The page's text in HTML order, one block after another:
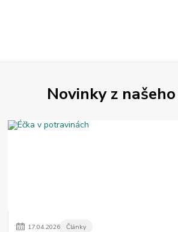
Novinky z
17.04.2026 Články